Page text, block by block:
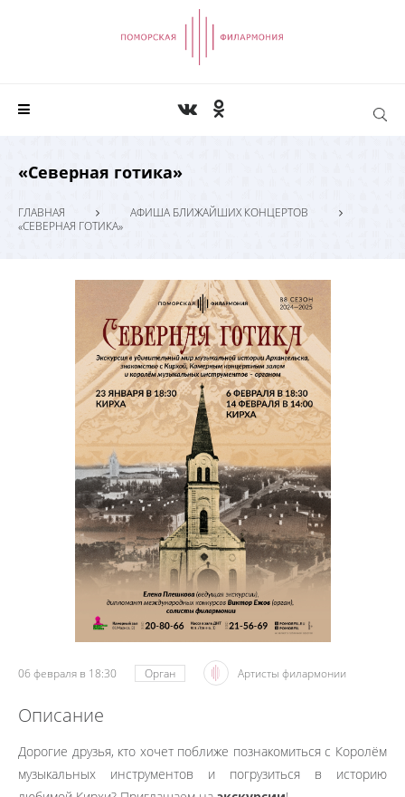
«Северная готика»
ГЛАВНАЯ
АФИША БЛИЖАЙШИХ КОНЦЕРТОВ
«СЕВЕРНАЯ ГОТИКА»
06 февраля в 18:30 Орган Артисты филармонии
Описание
Дорогие друзья, кто хочет поближе познакомиться с Королём
музыкальных инструментов и погрузиться в историю